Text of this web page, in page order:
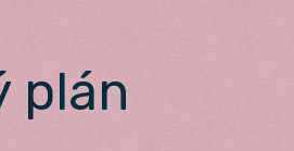
plán